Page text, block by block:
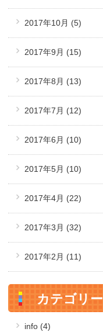
2017年10月 (5)
2017年9月 (15)
2017年8月 (13)
2017年7月 (12)
2017年6月 (10)
2017年5月 (10)
2017年4月 (22)
2017年3月 (32)
2017年2月 (11)
カテゴリー
info (4)